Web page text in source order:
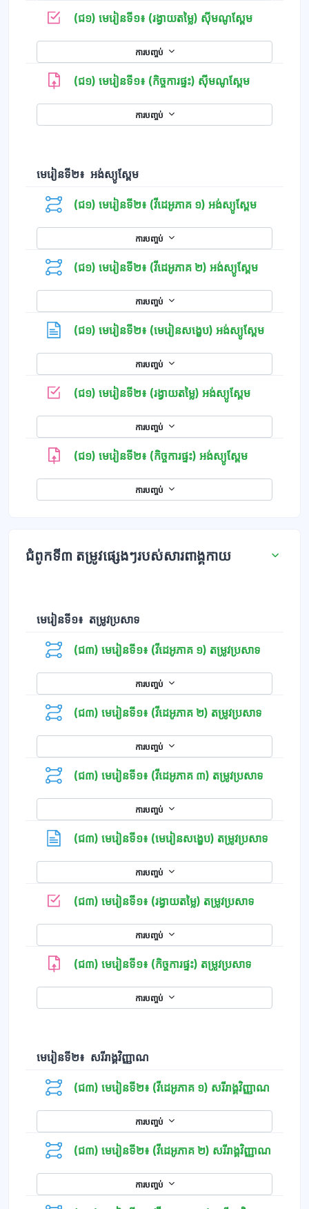
(ជ១) មេរៀនទី១៖ (រង្វាយតម្លៃ) ស៊ីមណូស្ពែមកម្រងសំណួរ
ការបញ្ចប់
(ជ១) មេរៀនទី១៖ (កិច្ចការផ្ទះ) ស៊ីមណូស្ពែម
ការបញ្ចប់
មេរៀនទី២៖ អង់ស្យូស្ពែម
(ជ១) មេរៀនទី២៖ (វីដេអូភាគ ១) អង់ស្យូស្ពែម
ការបញ្ចប់
(ជ១) មេរៀនទី២៖ (វីដេអូភាគ ២) អង់ស្យូស្ពែម
ការបញ្ចប់
(ជ១) មេរៀនទី២៖ (មេរៀនសង្ខេប) អង់ស្យូស្ពែមទំព័រ
ការបញ្ចប់
(ជ១) មេរៀនទី២៖ (រង្វាយតម្លៃ) អង់ស្យូស្ពែមកម្រងសំណួរ
ការបញ្ចប់
(ជ១) មេរៀនទី២៖ (កិច្ចការផ្ទះ) អង់ស្យូស្ពែម
ការបញ្ចប់
ជំពូកទី៣ តម្រូវផ្សេងៗរបស់សារពាង្គកាយ
មេរៀនទី១៖ តម្រូវប្រសាទ
(ជ៣) មេរៀនទី១៖ (វីដេអូភាគ ១) តម្រូវប្រសាទ
ការបញ្ចប់
(ជ៣) មេរៀនទី១៖ (វីដេអូភាគ ២) តម្រូវប្រសាទ
ការបញ្ចប់
(ជ៣) មេរៀនទី១៖ (វីដេអូភាគ ៣) តម្រូវប្រសាទ
ការបញ្ចប់
(ជ៣) មេរៀនទី១៖ (មេរៀនសង្ខេប) តម្រូវប្រសាទ
ការបញ្ចប់
(ជ៣) មេរៀនទី១៖ (រង្វាយតម្លៃ) តម្រូវប្រសាទ
ការបញ្ចប់
(ជ៣) មេរៀនទី១៖ (កិច្ចការផ្ទះ) តម្រូវប្រសាទ
ការបញ្ចប់
មេរៀនទី២៖ សរីរាង្គវិញ្ញាណ
(ជ៣) មេរៀនទី២៖ (វីដេអូភាគ ១) សរីរាង្គវិញ្ញាណ
ការបញ្ចប់
(ជ៣) មេរៀនទី២៖ (វីដេអូភាគ ២) សរីរាង្គវិញ្ញាណ
ការបញ្ចប់